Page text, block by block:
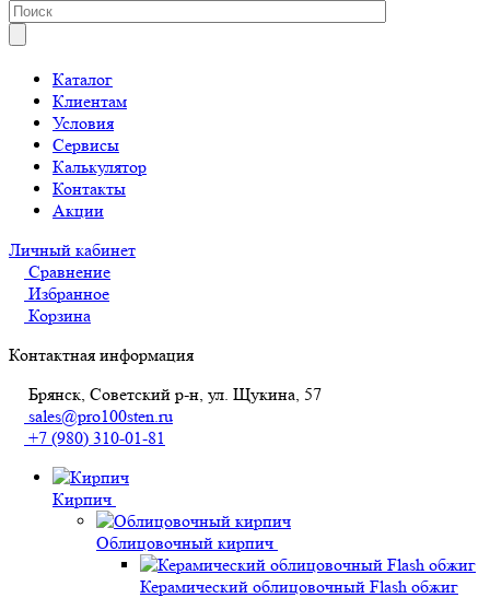
Каталог
Клиентам
Условия
Сервисы
Калькулятор
Контакты
Акции
Личный кабинет
Сравнение
Избранное
Корзина
Контактная информация
Брянск, Советский р-н, ул. Щукина, 57
sales@pro100sten.ru
+7 (980) 310-01-81
Кирпич
Облицовочный кирпич
Керамический облицовочный Flash обжиг